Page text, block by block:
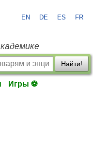
EN DE ES FR
Найти!
Игры ⚽